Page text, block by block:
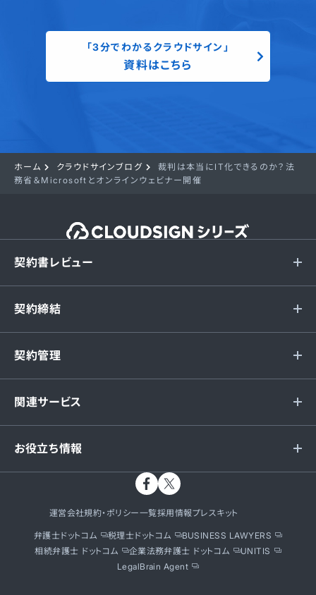
「3分でわかるクラウドサイン」
資料はこちら
ホーム クラウドサインブログ
裁判は本当にIT化できるのか？法
務省＆Microsoftとオンラインウェビナー開催
契約書レビュー
契約締結
契約管理
関連サービス
お役立ち情報
運営会社規約・ポリシー一覧採用情報プレスキット
弁護士ドットコム 税理士ドットコム
BUSINESS LAWYERS
相続弁護士 ドットコム
企業法務弁護士 ドットコム
UNITIS
LegalBrain Agent